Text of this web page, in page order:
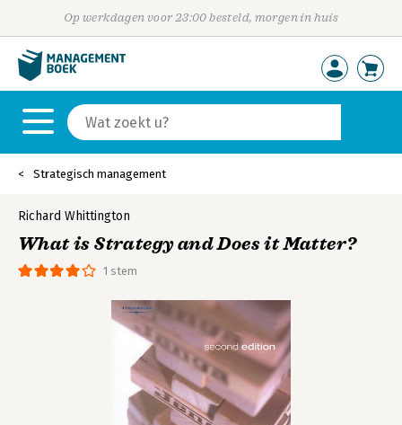
Op werkdagen voor 23:00 besteld, morgen in huis
Strategisch management
1 stem
Richard Whittington
What is Strategy and Does it Matter?